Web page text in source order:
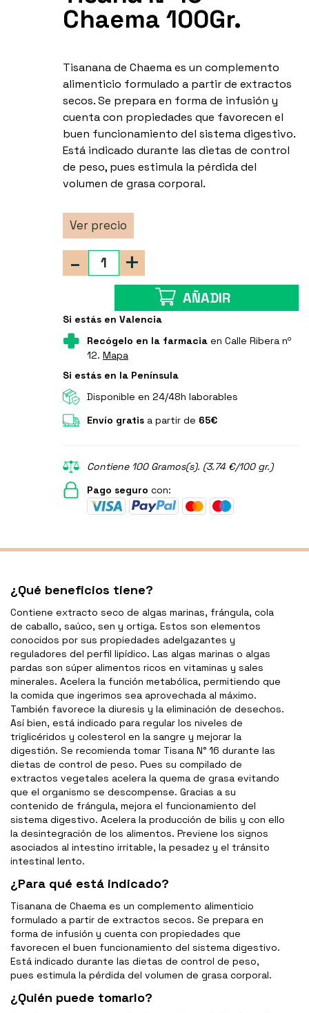
Chaema 100Gr.
Tisanana de Chaema es un complemento
alimenticio formulado a partir de extractos
secos. Se prepara en forma de infusión y
cuenta con propiedades que favorecen el
buen funcionamiento del sistema digestivo.
Está indicado durante las dietas de control
de peso, pues estimula la pérdida del
volumen de grasa corporal.
Ver precio
+
-
AÑADIR
Si estás en Valencia
Recógelo en la farmaciaen Calle Ribera nº
12. Mapa
Si estás en la Península
Disponible en 24/48h laborables
Envío gratisa partir de 65€
Contiene 100 Gramos(s). (3.74 €/100 gr.)
Pago seguro con:
¿Qué beneficios tiene?
Contiene extracto seco de algas marinas, frángula, cola
de caballo, saúco, sen y ortiga. Estos son elementos
conocidos por sus propiedades adelgazantes y
reguladores del perfil lipídico. Las algas marinas o algas
pardas son súper alimentos ricos en vitaminas y sales
minerales. Acelera la función metabólica, permitiendo que
la comida que ingerimos sea aprovechada al máximo.
También favorece la diuresis y la eliminación de desechos.
Así bien, está indicado para regular los niveles de
triglicéridos y colesterol en la sangre y mejorar la
digestión. Se recomienda tomar Tisana N° 16 durante las
dietas de control de peso. Pues su compilado de
extractos vegetales acelera la quema de grasa evitando
que el organismo se descompense. Gracias a su
contenido de frángula, mejora el funcionamiento del
sistema digestivo. Acelera la producción de bilis y con ello
la desintegración de los alimentos. Previene los signos
asociados al intestino irritable, la pesadez y el tránsito
intestinal lento.
¿Para qué está indicado?
Tisanana de Chaema es un complemento alimenticio
formulado a partir de extractos secos. Se prepara en
forma de infusión y cuenta con propiedades que
favorecen el buen funcionamiento del sistema digestivo.
Está indicado durante las dietas de control de peso,
pues estimula la pérdida del volumen de grasa corporal.
¿Quién puede tomarlo?